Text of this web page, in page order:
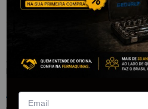
Chave Fixa 30 x 34
:630X34
GEDORE